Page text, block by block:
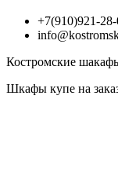
+7(910)921-28-
Костромские
Шкафы купе на